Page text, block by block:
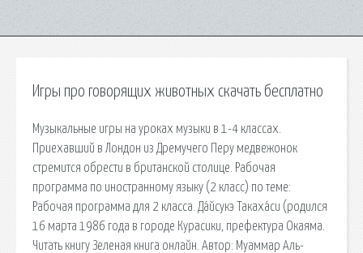
Игры про говорящих животных скачать бесплатно
Музыкальные игры на уроках музыки в 1-4 классах.
Приехавший в Лондон из Дремучего Перу медвежонок
стремится обрести в британской столице. Рабочая
программа по иностранному языку (2 класс) по теме:
Рабочая программа для 2 класса. Да́йсукэ Такаха́си (родился
16 марта 1986 года в городе Курасики, префектура Окаяма.
Читать книгу Зеленая книга онлайн. Автор: Муаммар Аль-